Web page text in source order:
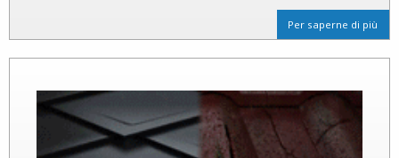
Per saperne di più